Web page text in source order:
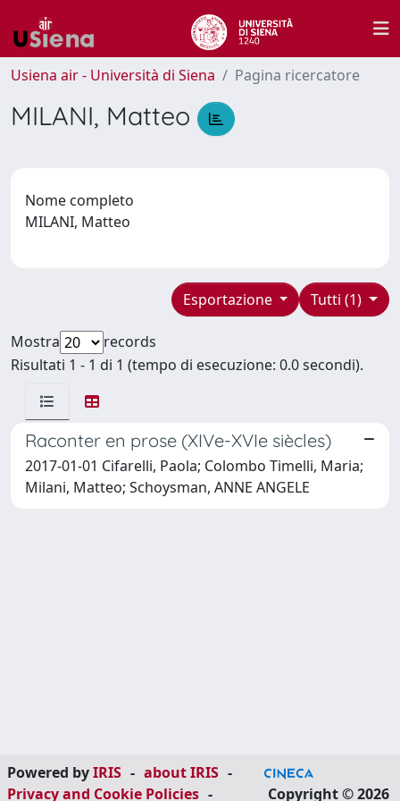
Usiena air - Università di Siena Pagina ricercatore
MILANI, Matteo
Nome completo
MILANI, Matteo
Tutti (1)
Esportazione
Mostra
records
Risultati 1 - 1 di 1 (tempo di esecuzione: 0.0 secondi).
Raconter en prose (XIVe-XVIe siècles)
2017-01-01 Cifarelli, Paola; Colombo Timelli, Maria;
Milani, Matteo; Schoysman, ANNE ANGELE
Powered byIRIS - about IRIS -
Privacy and Cookie Policies - Copyright © 2026